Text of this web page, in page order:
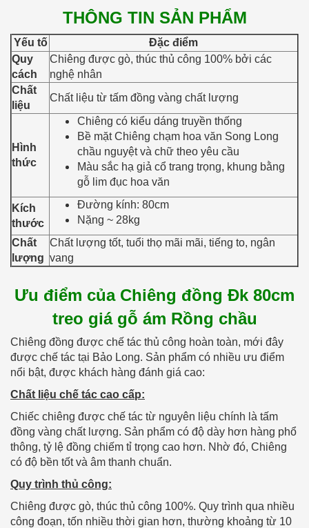
THÔNG TIN SẢN PHẨM
Yếu tố
Đặc điểm
Quy
cách
Chiêng được gò, thúc thủ công 100% bởi các
nghệ nhân
Chất
liệu
Chất liệu từ tấm đồng vàng chất lượng
Hình
thức
Chiêng có kiểu dáng truyền thống
Bề mặt Chiêng chạm hoa văn Song Long
chầu nguyệt và chữ theo yêu cầu
Màu sắc hạ giả cổ trang trọng, khung bằng
gỗ lim đục hoa văn
Kích
thước
Đường kính: 80cm
Nặng ~ 28kg
Chất
lượng
Chất lượng tốt, tuổi thọ mãi mãi, tiếng to, ngân
vang
Ưu điểm của Chiêng đồng Đk 80cm
treo giá gỗ ám Rồng chầu
Chiêng đồng được chế tác thủ công hoàn toàn, mới đây
được chế tác tại Bảo Long. Sản phẩm có nhiều ưu điểm
nổi bật, được khách hàng đánh giá cao:
Chất liệu chế tác cao cấp:
Chiếc chiêng được chế tác từ nguyên liệu chính là tấm
đồng vàng chất lượng. Sản phẩm có độ dày hơn hàng phổ
thông, tỷ lệ đồng chiếm tỉ trọng cao hơn. Nhờ đó, Chiêng
có độ bền tốt và âm thanh chuẩn.
Quy trình thủ công:
Chiêng được gò, thúc thủ công 100%. Quy trình qua nhiều
công đoạn, tốn nhiều thời gian hơn, thường khoảng từ 10